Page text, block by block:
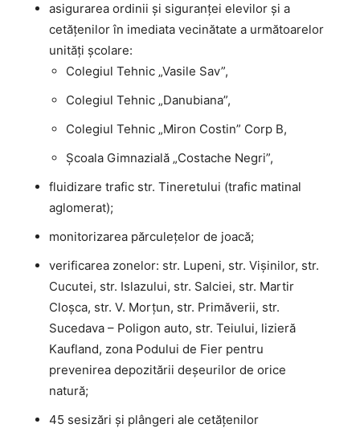
asigurarea ordinii şi siguranţei elevilor şi a
cetăţenilor în imediata vecinătate a următoarelor
unităţi şcolare:
Colegiul Tehnic „Vasile Sav”,
Colegiul Tehnic „Danubiana”,
Colegiul Tehnic „Miron Costin” Corp B,
Școala Gimnazială „Costache Negri”,
fluidizare trafic str. Tineretului (trafic matinal
aglomerat);
monitorizarea părculețelor de joacă;
verificarea zonelor: str. Lupeni, str. Vișinilor, str.
Cucutei, str. Islazului, str. Salciei, str. Martir
Cloșca, str. V. Morțun, str. Primăverii, str.
Sucedava – Poligon auto, str. Teiului, lizieră
Kaufland, zona Podului de Fier pentru
prevenirea depozitării deşeurilor de orice
natură;
45 sesizări şi plângeri ale cetăţenilor